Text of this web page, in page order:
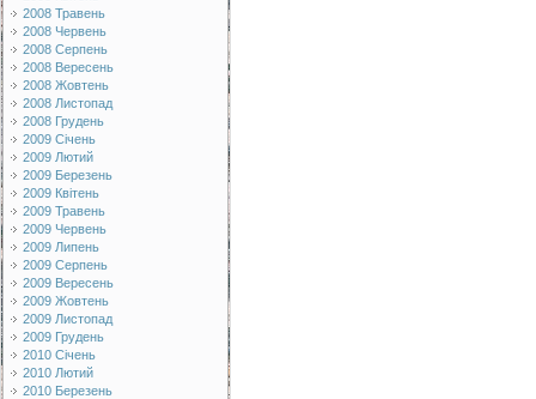
2008 Травень
2008 Червень
2008 Серпень
2008 Вересень
2008 Жовтень
2008 Листопад
2008 Грудень
2009 Січень
2009 Лютий
2009 Березень
2009 Квітень
2009 Травень
2009 Червень
2009 Липень
2009 Серпень
2009 Вересень
2009 Жовтень
2009 Листопад
2009 Грудень
2010 Січень
2010 Лютий
2010 Березень